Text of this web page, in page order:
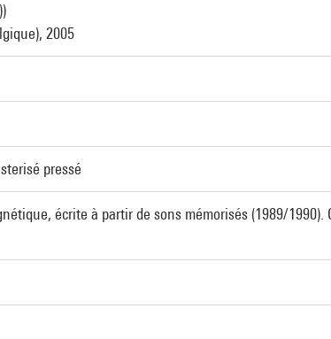
2005
pressé
écrite à partir de sons mémorisés (1989/